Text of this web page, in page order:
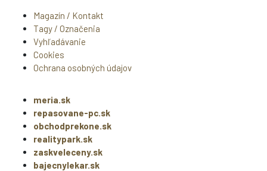
Magazín / Kontakt
Tagy / Označenia
Vyhľadávanie
Cookies
Ochrana osobných údajov
meria.sk
repasovane-pc.sk
obchodprekone.sk
realitypark.sk
zaskveleceny.sk
bajecnylekar.sk